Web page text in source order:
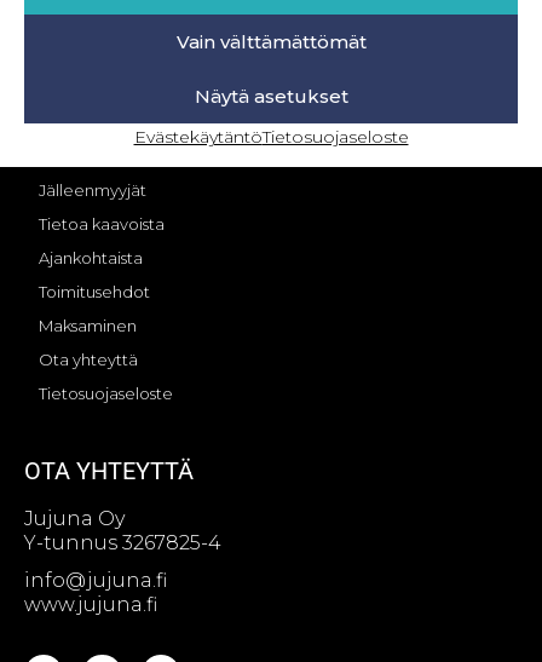
Vain välttämättömät
Näytä asetukset
EvästekäytäntöTietosuojaseloste
OMA TILI – KIRJAUTUMINEN
Jälleenmyyjät
Tietoa kaavoista
Ajankohtaista
Toimitusehdot
Maksaminen
Ota yhteyttä
Tietosuojaseloste
OTA YHTEYTTÄ
Jujuna Oy
Y-tunnus 3267825-4
info@jujuna.fi
www.jujuna.fi